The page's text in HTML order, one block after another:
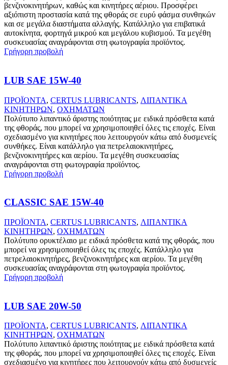
βενζινοκινητήρων, καθώς και κινητήρες αέριου. Προσφέρει
αξιόπιστη προστασία κατά της φθοράς σε ευρύ φάσμα συνθηκών
και σε μεγάλα διαστήματα αλλαγής. Κατάλληλο για επιβατικά
αυτοκίνητα, φορτηγά μικρού και μεγάλου κυβισμού. Τα μεγέθη
συσκευασίας αναγράφονται στη φωτογραφία προϊόντος.
Γρήγορη προβολή
LUB SAE 15W-40
ΠΡΟΪΟΝΤΑ, CERTUS LUBRICANTS, ΛΙΠΑΝΤΙΚΑ
ΚΙΝΗΤΗΡΩΝ, ΟΧΗΜΑΤΩΝ
Πολύτυπο λιπαντικό άριστης ποιότητας με ειδικά πρόσθετα κατά
της φθοράς, που μπορεί να χρησιμοποιηθεί όλες τις εποχές. Είναι
σχεδιασμένο για κινητήρες που λειτουργούν κάτω από δυσμενείς
συνθήκες. Είναι κατάλληλο για πετρελαιοκινητήρες,
βενζινοκινητήρες και αερίου. Τα μεγέθη συσκευασίας
αναγράφονται στη φωτογραφία προϊόντος.
Γρήγορη προβολή
CLASSIC SAE 15W-40
ΠΡΟΪΟΝΤΑ, CERTUS LUBRICANTS, ΛΙΠΑΝΤΙΚΑ
ΚΙΝΗΤΗΡΩΝ, ΟΧΗΜΑΤΩΝ
Πολύτυπο ορυκτέλαιο με ειδικά πρόσθετα κατά της φθοράς, που
μπορεί να χρησιμοποιηθεί όλες τις εποχές. Κατάλληλο για
πετρελαιοκινητήρες, βενζινοκινητήρες και αερίου. Τα μεγέθη
συσκευασίας αναγράφονται στη φωτογραφία προϊόντος.
Γρήγορη προβολή
LUB SAE 20W-50
ΠΡΟΪΟΝΤΑ, CERTUS LUBRICANTS, ΛΙΠΑΝΤΙΚΑ
ΚΙΝΗΤΗΡΩΝ, ΟΧΗΜΑΤΩΝ
Πολύτυπο λιπαντικό άριστης ποιότητας με ειδικά πρόσθετα κατά
της φθοράς, που μπορεί να χρησιμοποιηθεί όλες τις εποχές. Είναι
σχεδιασμένο για κινητήρες που λειτουργούν κάτω από δυσμενείς